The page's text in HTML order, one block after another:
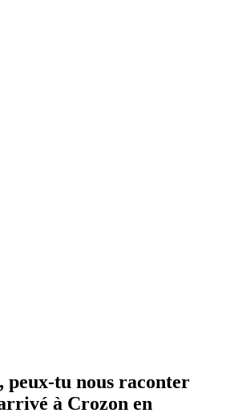
tu nous raconter
à Crozon en